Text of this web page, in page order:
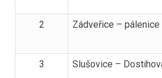
2 Zádveřice – pálenice
3 Slušovice –